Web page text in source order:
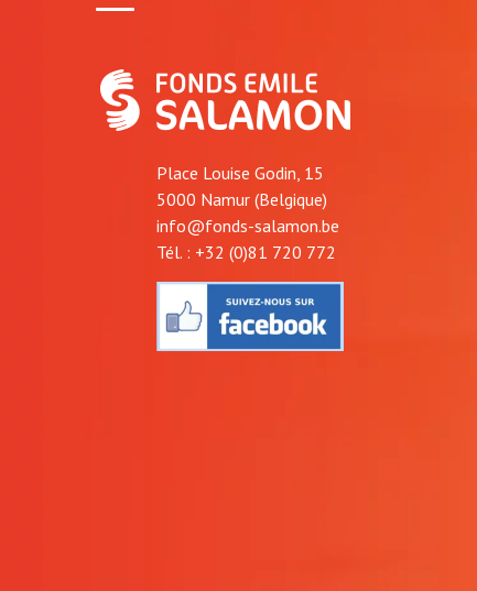
Place Louise Godin, 15
5000 Namur (Belgique)
info@fonds-salamon.be
Tél. : +32 (0)81 720 772